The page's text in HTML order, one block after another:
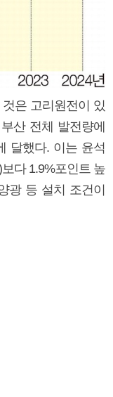
은 고리원전이 있
산 전체 발전량에
달했다. 이는 윤석
다 1.9%포인트 높
광 등 설치 조건이